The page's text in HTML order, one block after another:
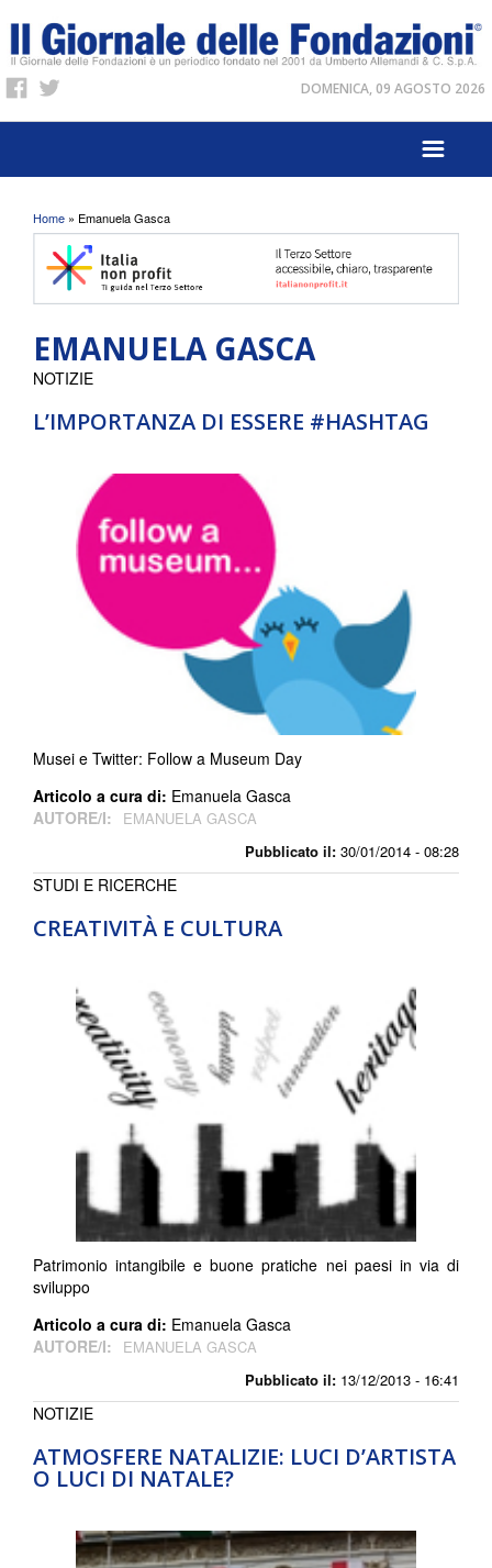
DOMENICA, 09 AGOSTO 2026
Tu sei qui
Home » Emanuela Gasca
EMANUELA GASCA
L’IMPORTANZA DI ESSERE #HASHTAG
Pubblicato il: 30/01/2014 - 08:28
NOTIZIE
Musei e Twitter: Follow a Museum Day
Articolo a cura di: Emanuela Gasca
AUTORE/I:
EMANUELA GASCA
CREATIVITÀ E CULTURA
Pubblicato il: 13/12/2013 - 16:41
STUDI E RICERCHE
Patrimonio intangibile e buone pratiche nei paesi in via di
sviluppo
Articolo a cura di: Emanuela Gasca
AUTORE/I:
EMANUELA GASCA
ATMOSFERE NATALIZIE: LUCI D’ARTISTA
O LUCI DI NATALE?
NOTIZIE